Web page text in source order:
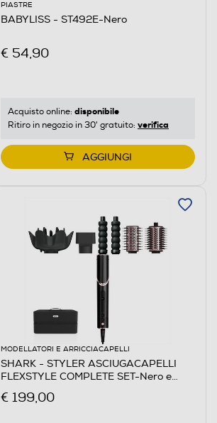
PIASTRE
BABYLISS - ST492E-Nero
€ 54,90
Acquisto online: disponibile
Ritiro in negozio in 30' gratuito: verifica
AGGIUNGI
MODELLATORI E ARRICCIACAPELLI
SHARK - STYLER ASCIUGACAPELLI
FLEXSTYLE COMPLETE SET-Nero e
€ 199,00